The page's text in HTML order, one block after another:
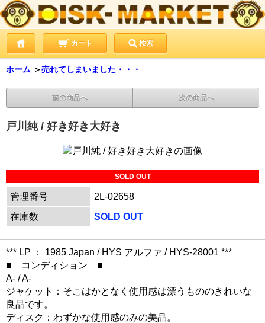
カート 検索
ホーム ＞売れてしまいました・・・
前の商品へ 次の商品へ
戸川純 / 好き好き大好き
SOLD OUT
管理番号
2L-02658
在庫数
SOLD OUT
*** LP ： 1985 Japan / HYS アルファ / HYS-28001 ***
■ コンディション ■
A- / A-
ジャケット：そこはかとなく使用感は漂うもののきれいな
良品です。
ディスク：わずかな使用感のみの美品。